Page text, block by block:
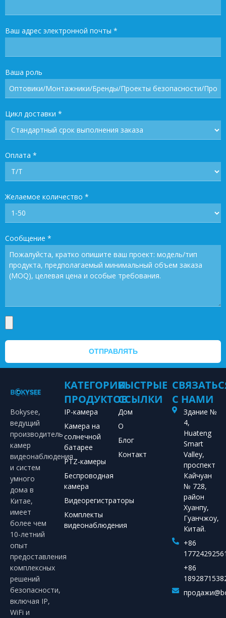
Ваш адрес электронной почты *
Ваша роль
Цикл доставки *
Оплата *
Желаемое количество *
Сообщение *
ОТПРАВЛЯТЬ
Bokysee,
ведущий
производитель
камер
видеонаблюдения
и систем
умного
дома в
Китае,
имеет
более чем
10-летний
опыт
предоставления
комплексных
решений
безопасности,
включая IP,
WiFi и
КАТЕГОРИИ
ПРОДУКТОВ
IP-камера
Камера на
солнечной
батарее
PTZ-камеры
Беспроводная
камера
Видеорегистраторы
Комплекты
видеонаблюдения
БЫСТРЫЕ
ССЫЛКИ
Дом
О
Блог
Контакт
С НАМИ
Здание №
4,
Huateng
Smart
Valley,
проспект
Кайчуан
№ 728,
район
Хуанпу,
Гуанчжоу,
Китай.
+86
+86